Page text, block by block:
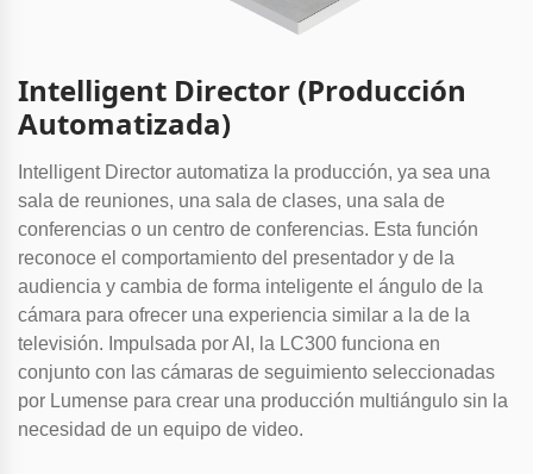
Intelligent Director (Producción
Automatizada)
Intelligent Director automatiza la producción, ya sea una
sala de reuniones, una sala de clases, una sala de
conferencias o un centro de conferencias. Esta función
reconoce el comportamiento del presentador y de la
audiencia y cambia de forma inteligente el ángulo de la
cámara para ofrecer una experiencia similar a la de la
televisión. Impulsada por AI, la LC300 funciona en
conjunto con las cámaras de seguimiento seleccionadas
por Lumense para crear una producción multiángulo sin la
necesidad de un equipo de video.